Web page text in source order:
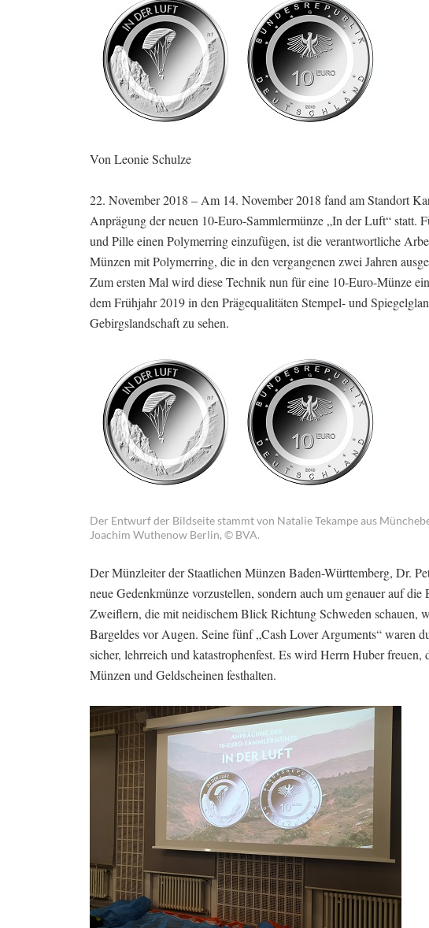
Von Leonie Schulze
22. November 2018 – Am 14. November 2018 fand am Standort
Anprägung der neuen 10-Euro-Sammlermünze „In der Luft“
und Pille einen Polymerring einzufügen, ist die verantwortliche
Münzen mit Polymerring, die in den vergangenen zwei Jahren
Zum ersten Mal wird diese Technik nun für eine 10-Euro-Münze
dem Frühjahr 2019 in den Prägequalitäten Stempel- und
Gebirgslandschaft zu sehen.
Der Entwurf der Bildseite stammt von Natalie Tekampe aus
Joachim Wuthenow Berlin, © BVA.
Der Münzleiter der Staatlichen Münzen Baden-Württemberg, Dr.
neue Gedenkmünze vorzustellen, sondern auch um genauer auf
Zweiflern, die mit neidischem Blick Richtung Schweden schauen,
Bargeldes vor Augen. Seine fünf „Cash Lover Arguments“ waren
sicher, lehrreich und katastrophenfest. Es wird Herrn Huber
Münzen und Geldscheinen festhalten.